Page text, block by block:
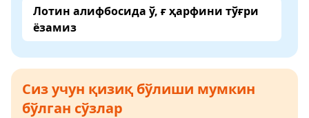
Лотин алифбосида ў, ғ ҳарфини тўғри
ёзамиз
Сиз учун қизиқ бўлиши мумкин
бўлган сўзлар